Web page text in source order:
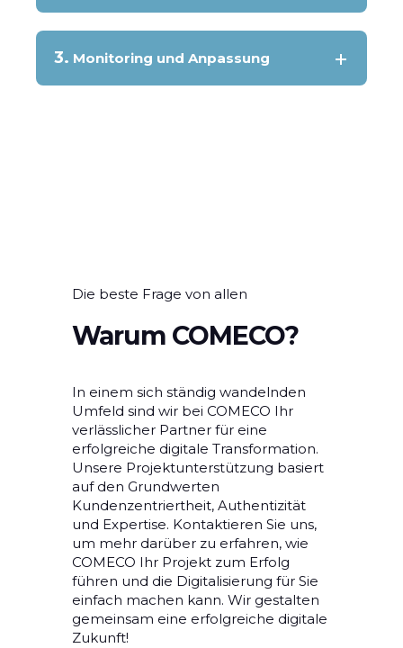
3. Monitoring und Anpassung
Die beste Frage von allen
Warum COMECO?
In einem sich ständig wandelnden
Umfeld sind wir bei COMECO Ihr
verlässlicher Partner für eine
erfolgreiche digitale Transformation.
Unsere Projektunterstützung basiert
auf den Grundwerten
Kundenzentriertheit, Authentizität
und Expertise. Kontaktieren Sie uns,
um mehr darüber zu erfahren, wie
COMECO Ihr Projekt zum Erfolg
führen und die Digitalisierung für Sie
einfach machen kann. Wir gestalten
gemeinsam eine erfolgreiche digitale
Zukunft!